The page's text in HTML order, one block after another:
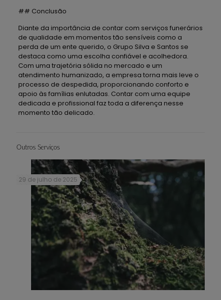
## Conclusão
Diante da importância de contar com serviços funerários
de qualidade em momentos tão sensíveis como a
perda de um ente querido, o Grupo Silva e Santos se
destaca como uma escolha confiável e acolhedora.
Com uma trajetória sólida no mercado e um
atendimento humanizado, a empresa torna mais leve o
processo de despedida, proporcionando conforto e
apoio às famílias enlutadas. Contar com uma equipe
dedicada e profissional faz toda a diferença nesse
momento tão delicado.
Outros Serviços
29 de julho de 2025